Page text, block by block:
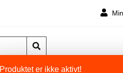
Produktet er ikke aktivt!